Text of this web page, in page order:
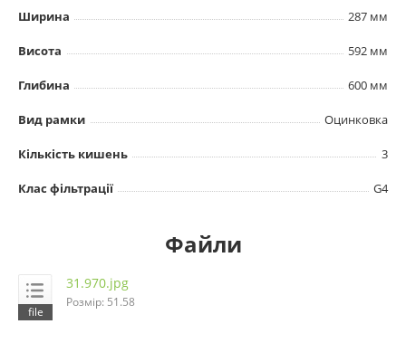
Ширина 287 мм
Висота 592 мм
Глибина 600 мм
Вид рамки Оцинковка
Кількість кишень 3
Клас фільтрації G4
Файли
31.970.jpg
Розмір: 51.58